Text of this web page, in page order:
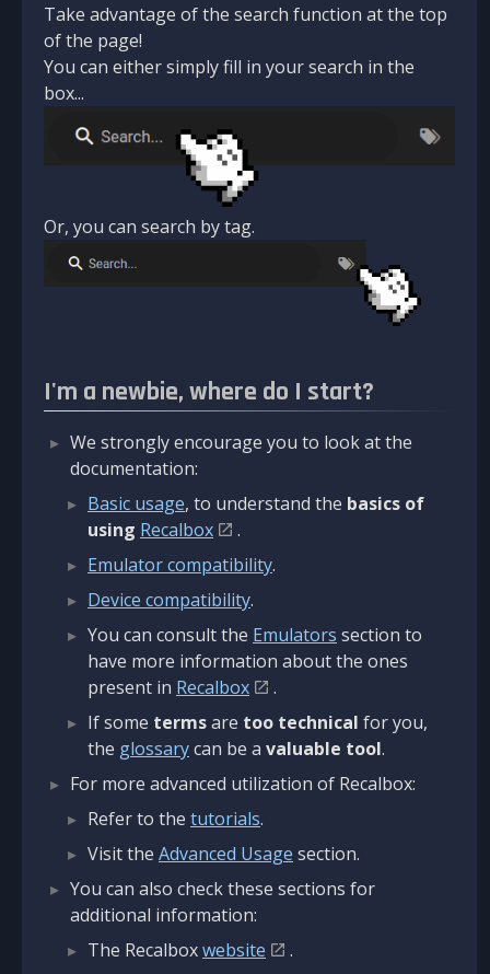
Take advantage of the search function at the top
of the page!
You can either simply fill in your search in the
box...
Or, you can search by tag.
I'm a newbie, where do I start?
We strongly encourage you to look at the
documentation:
Basic usage, to understand the basics of
using Recalbox
.
Emulator compatibility.
Device compatibility.
You can consult the Emulators section to
have more information about the ones
present in Recalbox
.
If some termsare too technical for you,
the glossarycan be a valuable tool.
For more advanced utilization of Recalbox:
Refer to the tutorials.
Visit the Advanced Usage section.
You can also check these sections for
additional information:
The Recalboxwebsite
.